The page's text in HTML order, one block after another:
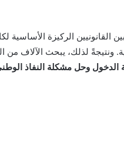
القانونيين الركيزة الأساسية
ونتيجةً لذلك، يبحث الآلاف من
وحل مشكلة النفاذ